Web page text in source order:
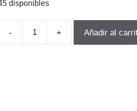
disponibles
Añadir al